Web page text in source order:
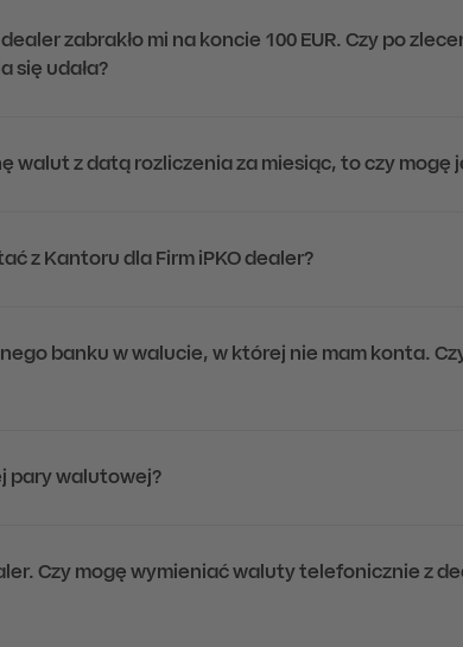
zabrakło mi na koncie 100 EUR. Czy po
się udała?
walut z datą rozliczenia za miesiąc, to czy mogę
z Kantoru dla Firm iPKO dealer?
banku w walucie, w której nie mam konta.
pary walutowej?
Czy mogę wymieniać waluty telefonicznie z